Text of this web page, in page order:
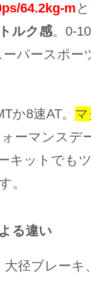
64.2kg-m
ルク感。0-
パースポー
か8速AT。
ーマンスデ
キットでも
。
る違い
径ブレーキ